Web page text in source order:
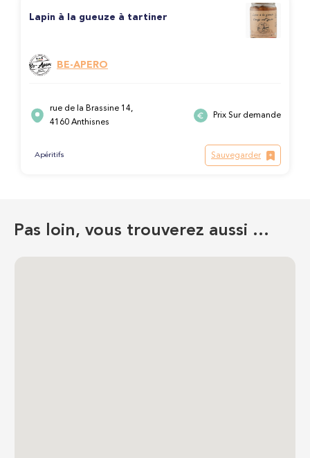
Lapin à la gueuze à tartiner
BE-APERO
rue de la Brassine 14,
4160 Anthisnes
Prix Sur demande
Apéritifs Sauvegarder
Pas loin, vous trouverez aussi …